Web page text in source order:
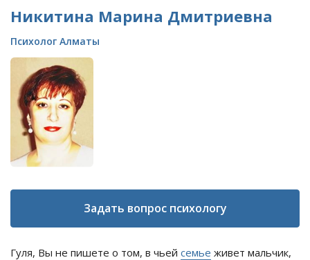
Никитина Марина Дмитриевна
Психолог Алматы
Задать вопрос психологу
Гуля, Вы не пишете о том, в чьей семье живет мальчик,